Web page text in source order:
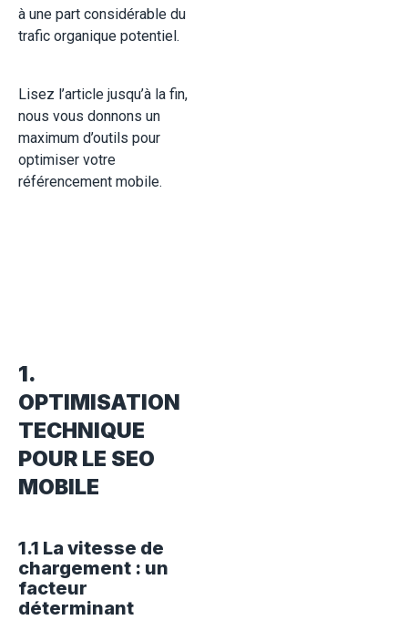
à une part considérable du
trafic organique potentiel.
Lisez l’article jusqu’à la fin,
nous vous donnons un
maximum d’outils pour
optimiser votre
référencement mobile.
1.
OPTIMISATION
TECHNIQUE
POUR LE SEO
MOBILE
1.1 La vitesse de
chargement : un
facteur
déterminant